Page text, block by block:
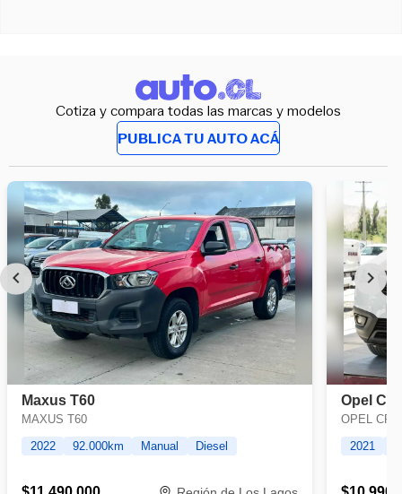
Cotiza y compara todas las marcas y modelos
PUBLICA TU AUTO ACÁ